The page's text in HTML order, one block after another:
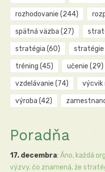
rozhodovanie (244)
spätná väzba (27)
stratégia (60) stratégie
tréning (45) učenie (29)
vzdelávanie (74) výcvik
výroba (42)
Poradňa
17. decembra: Áno, každá
výzvy, čo znamená, že